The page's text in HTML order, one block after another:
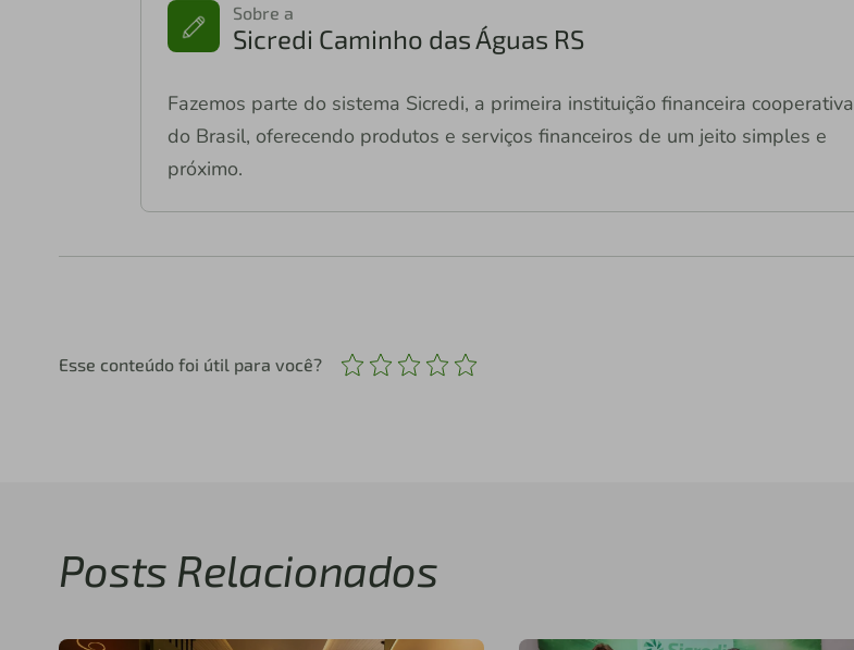
Sobre a
Sicredi Caminho das Águas RS
Fazemos parte do sistema Sicredi, a primeira instituição financeira cooperativa
do Brasil, oferecendo produtos e serviços financeiros de um jeito simples e
próximo.
Esse conteúdo foi útil para você?
Posts Relacionados